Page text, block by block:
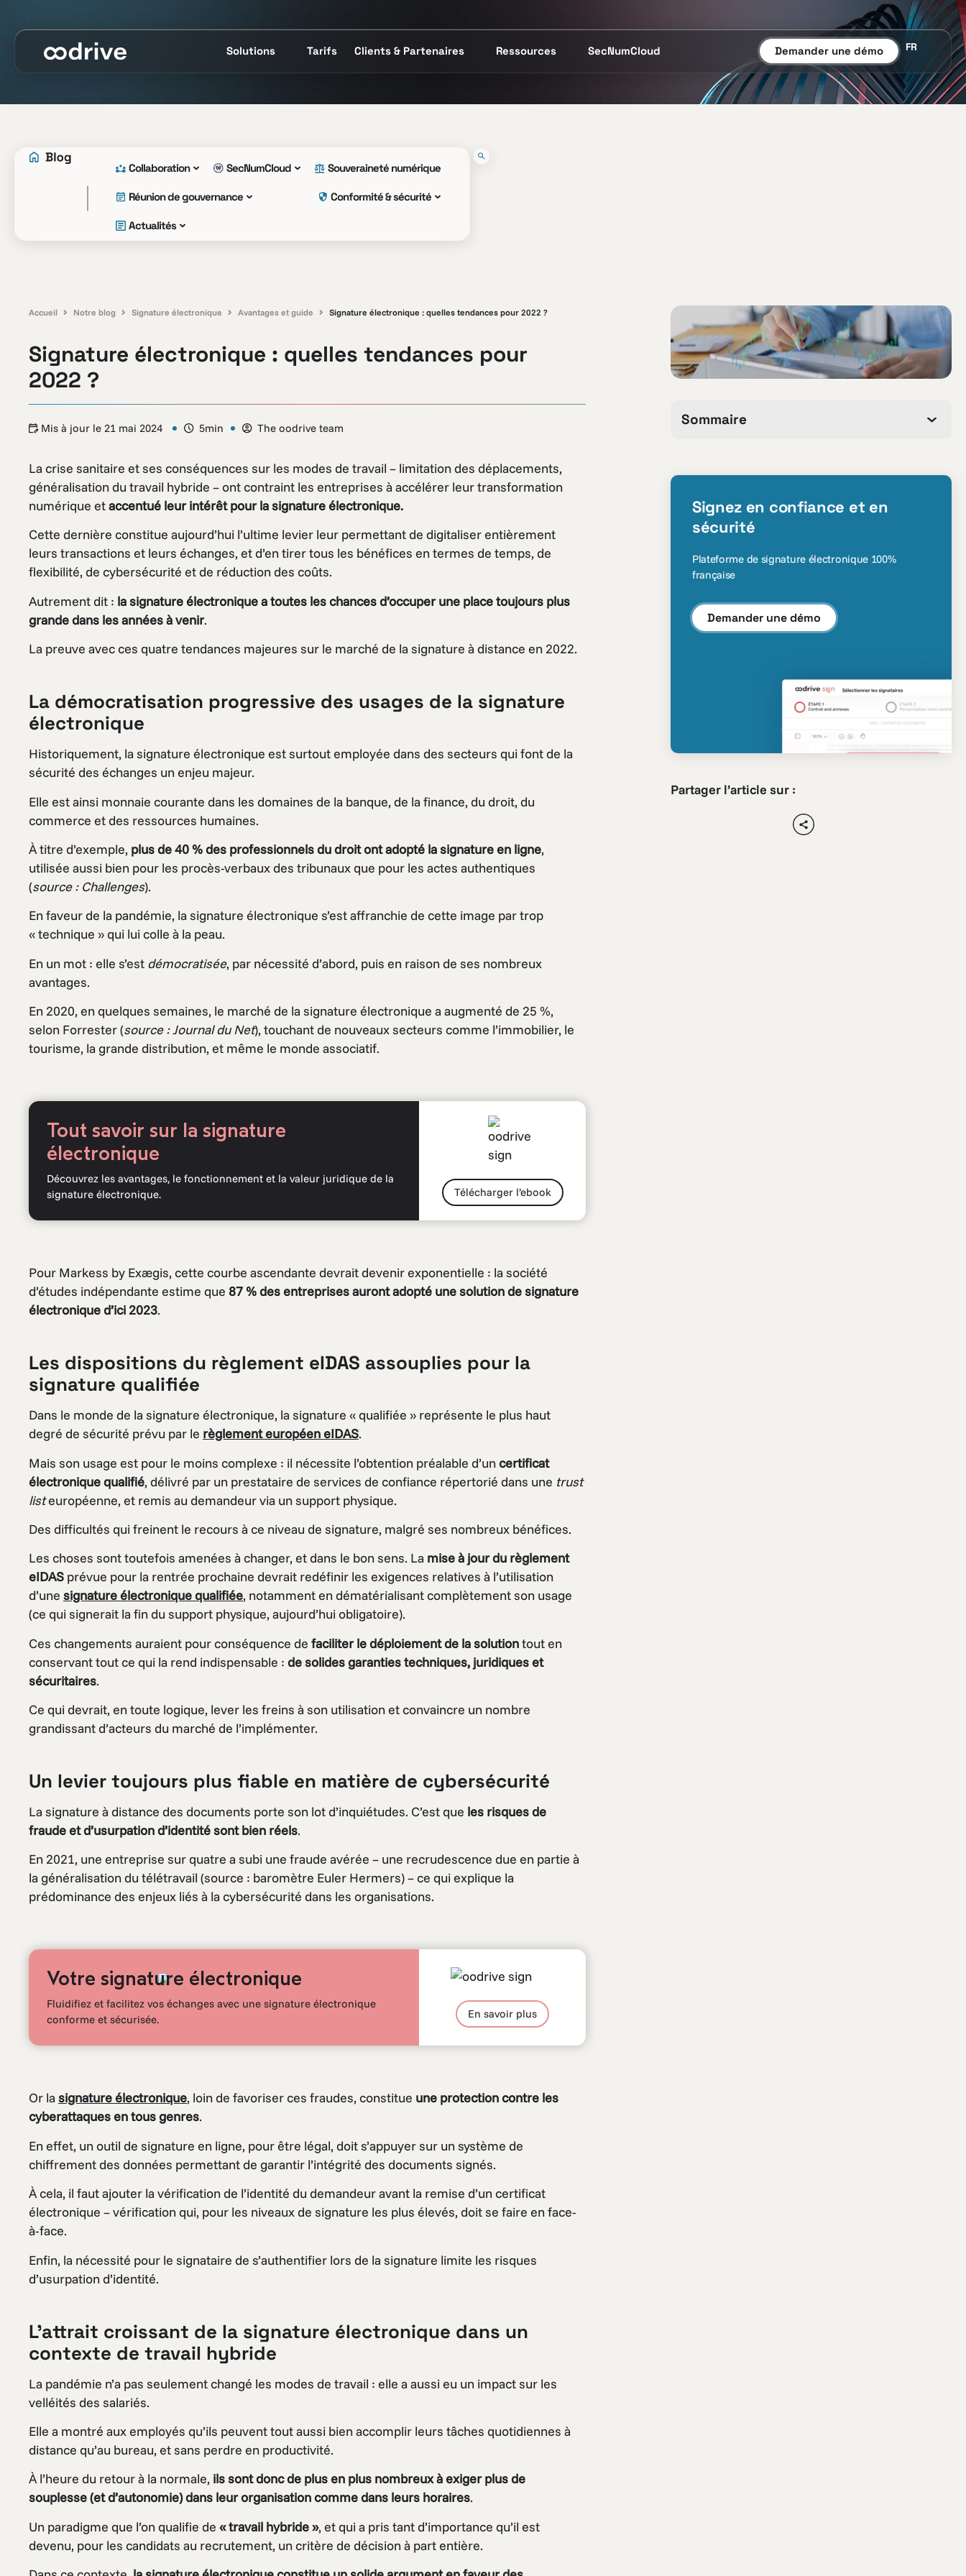
Solutions Tarifs Clients & Partenaires Ressources SecNumCloud Demander une démo FR
Collaboration SecNumCloud Souveraineté numérique
Réunion de gouvernance Conformité & sécurité
Actualités
Accueil Notre blog Signature électronique Avantages et guide Signature électronique : quelles tendances pour 2022 ?
Signature électronique : quelles tendances pour
2022 ?
Mis à jour le 21 mai 2024 5min The oodrive team
La crise sanitaire et ses conséquences sur les modes de travail – limitation des déplacements,
généralisation du travail hybride – ont contraint les entreprises à accélérer leur transformation
numérique etaccentué leur intérêt pour la signature électronique.
Cette dernière constitue aujourd’hui l’ultime levier leur permettant de digitaliser entièrement
leurs transactions et leurs échanges, et d’en tirer tous les bénéfices en termes de temps, de
flexibilité, de cybersécurité et de réduction des coûts.
Autrement dit : la signature électronique a toutes les chances d’occuper une place toujours plus
grande dans les années à venir.
La preuve avec ces quatre tendances majeures sur le marché de la signature à distance en 2022.
La démocratisation progressive des usages de la signature
électronique
Historiquement, la signature électronique est surtout employée dans des secteurs qui font de la
sécurité des échanges un enjeu majeur.
Elle est ainsi monnaie courante dans les domaines de la banque, de la finance, du droit, du
commerce et des ressources humaines.
À titre d’exemple, plus de 40 % des professionnels du droit ont adopté la signature en ligne,
utilisée aussi bien pour les procès-verbaux des tribunaux que pour les actes authentiques
(source : Challenges).
En faveur de la pandémie, la signature électronique s’est affranchie de cette image par trop
« technique » qui lui colle à la peau.
En un mot : elle s’est démocratisée, par nécessité d’abord, puis en raison de ses nombreux
avantages.
En 2020, en quelques semaines, le marché de la signature électronique a augmenté de 25 %,
selon Forrester (source : Journal du Net), touchant de nouveaux secteurs comme l’immobilier, le
tourisme, la grande distribution, et même le monde associatif.
Tout savoir sur la signature
électronique
Découvrez les avantages, le fonctionnement et la valeur juridique de la
signature électronique.
Télécharger l’ebook
Pour Markess by Exægis, cette courbe ascendante devrait devenir exponentielle : la société
d’études indépendante estime que 87 % des entreprises auront adopté une solution de signature
électronique d’ici 2023.
Les dispositions du règlement eIDAS assouplies pour la
signature qualifiée
Dans le monde de la signature électronique, la signature « qualifiée » représente le plus haut
degré de sécurité prévu par le règlement européen eIDAS.
Mais son usage est pour le moins complexe : il nécessite l’obtention préalable d’un certificat
électronique qualifié, délivré par un prestataire de services de confiance répertorié dans une trust
listeuropéenne, et remis au demandeur via un support physique.
Des difficultés qui freinent le recours à ce niveau de signature, malgré ses nombreux bénéfices.
Les choses sont toutefois amenées à changer, et dans le bon sens. La mise à jour du règlement
eIDAS prévue pour la rentrée prochaine devrait redéfinir les exigences relatives à l’utilisation
d’une signature électronique qualifiée, notamment en dématérialisant complètement son usage
(ce qui signerait la fin du support physique, aujourd’hui obligatoire).
Ces changements auraient pour conséquence de faciliter le déploiement de la solutiontout en
conservant tout ce qui la rend indispensable : de solides garanties techniques, juridiques et
sécuritaires.
Ce qui devrait, en toute logique, lever les freins à son utilisation et convaincre un nombre
grandissant d’acteurs du marché de l’implémenter.
Un levier toujours plus fiable en matière de cybersécurité
La signature à distance des documents porte son lot d’inquiétudes. C’est que les risques de
fraude et d’usurpation d’identité sont bien réels.
En 2021, une entreprise sur quatre a subi une fraude avérée – une recrudescence due en partie à
la généralisation du télétravail (source : baromètre Euler Hermers) – ce qui explique la
prédominance des enjeux liés à la cybersécurité dans les organisations.
Votre signature électronique
Fluidifiez et facilitez vos échanges avec une signature électronique
conforme et sécurisée.
En savoir plus
Or la signature électronique, loin de favoriser ces fraudes, constitue une protection contre les
cyberattaques en tous genres.
En effet, un outil de signature en ligne, pour être légal, doit s’appuyer sur un système de
chiffrement des données permettant de garantir l’intégrité des documents signés.
À cela, il faut ajouter la vérification de l’identité du demandeur avant la remise d’un certificat
électronique – vérification qui, pour les niveaux de signature les plus élevés, doit se faire en face-
à-face.
Enfin, la nécessité pour le signataire de s’authentifier lors de la signature limite les risques
d’usurpation d’identité.
L’attrait croissant de la signature électronique dans un
contexte de travail hybride
La pandémie n’a pas seulement changé les modes de travail : elle a aussi eu un impact sur les
velléités des salariés.
Elle a montré aux employés qu’ils peuvent tout aussi bien accomplir leurs tâches quotidiennes à
distance qu’au bureau, et sans perdre en productivité.
À l’heure du retour à la normale, ils sont donc de plus en plus nombreux à exiger plus de
souplesse (et d’autonomie) dans leur organisation comme dans leurs horaires.
Un paradigme que l’on qualifie de « travail hybride », et qui a pris tant d’importance qu’il est
devenu, pour les candidats au recrutement, un critère de décision à part entière.
Sommaire
Signez en confiance et en
sécurité
Plateforme de signature électronique 100%
française
Demander une démo
Partager l’article sur :